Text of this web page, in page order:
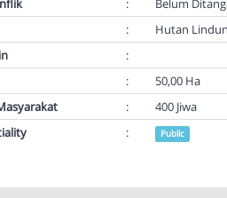
:
Belum
:
Hutan
:
:
50,00 Ha
:
400 Jiwa
: Public